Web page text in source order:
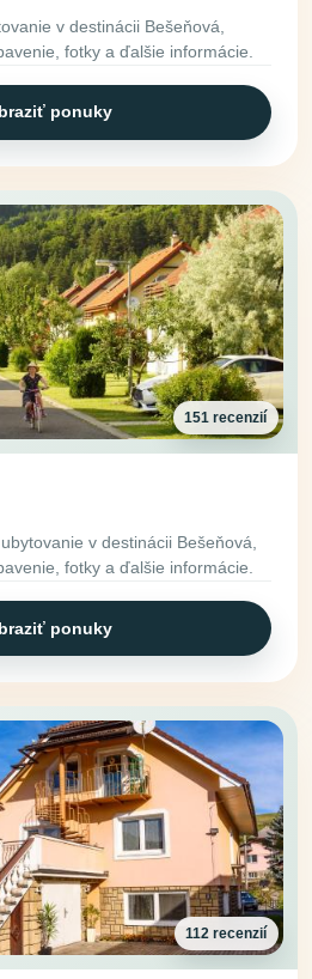
v destinácii Bešeňová,
fotky a ďalšie informácie.
ponuky
151 recenzií
v destinácii Bešeňová,
fotky a ďalšie informácie.
ponuky
112 recenzií